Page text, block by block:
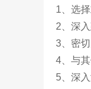
1、选
2、深
3、密
4、与
5、深